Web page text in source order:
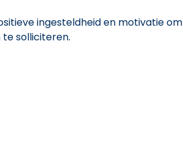
ingesteldheid en motivatie om
te solliciteren.